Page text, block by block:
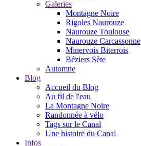
Galeries
Montagne Noire
Rigoles Naurouze
Naurouze Toulouse
Naurouze Carcassonne
Minervois Biterrois
Béziers Sète
Automne
Blog
Accueil du Blog
Au fil de l'eau
La Montagne Noire
Randonnée à vélo
Tags sur le Canal
Une histoire du Canal
Infos